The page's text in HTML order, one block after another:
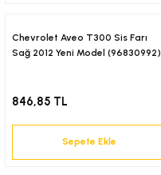
Chevrolet Aveo T300 Sis Farı
Sağ 2012 Yeni Model (96830992)
846,85 TL
Sepete Ekle